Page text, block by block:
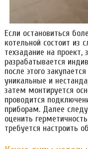
Если остановиться
котельной состоит из
техзадание на проект,
разрабатывается
после этого
уникальные и
затем монтируется
проводится
приборам. Далее
оценить
требуется настроить